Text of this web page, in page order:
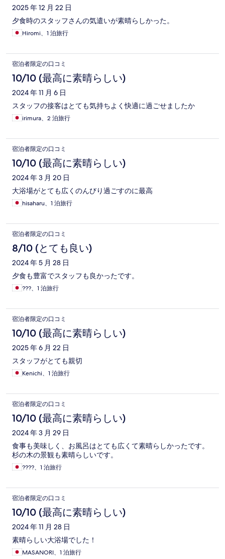
2025 年 12 月 22 日
夕食時のスタッフさんの気遣いが素晴らしかった。
Hiromi、1 泊旅行
宿泊者限定の口コミ
10/10 (最高に素晴らしい)
2024 年 11 月 6 日
スタッフの接客はとても気持ちよく快適に過ごせましたか
irimura、2 泊旅行
宿泊者限定の口コミ
10/10 (最高に素晴らしい)
2024 年 3 月 20 日
大浴場がとても広くのんびり過ごすのに最高
hisaharu、1 泊旅行
宿泊者限定の口コミ
8/10 (とても良い)
2024 年 5 月 28 日
夕食も豊富でスタッフも良かったです。
???、1 泊旅行
宿泊者限定の口コミ
10/10 (最高に素晴らしい)
2025 年 6 月 22 日
スタッフがとても親切
Kenichi、1 泊旅行
宿泊者限定の口コミ
10/10 (最高に素晴らしい)
2024 年 3 月 29 日
食事も美味しく、お風呂はとても広くて素晴らしかったです。
杉の木の景観も素晴らしいです。
????、1 泊旅行
宿泊者限定の口コミ
10/10 (最高に素晴らしい)
2024 年 11 月 28 日
素晴らしい大浴場でした！
MASANORI、1 泊旅行